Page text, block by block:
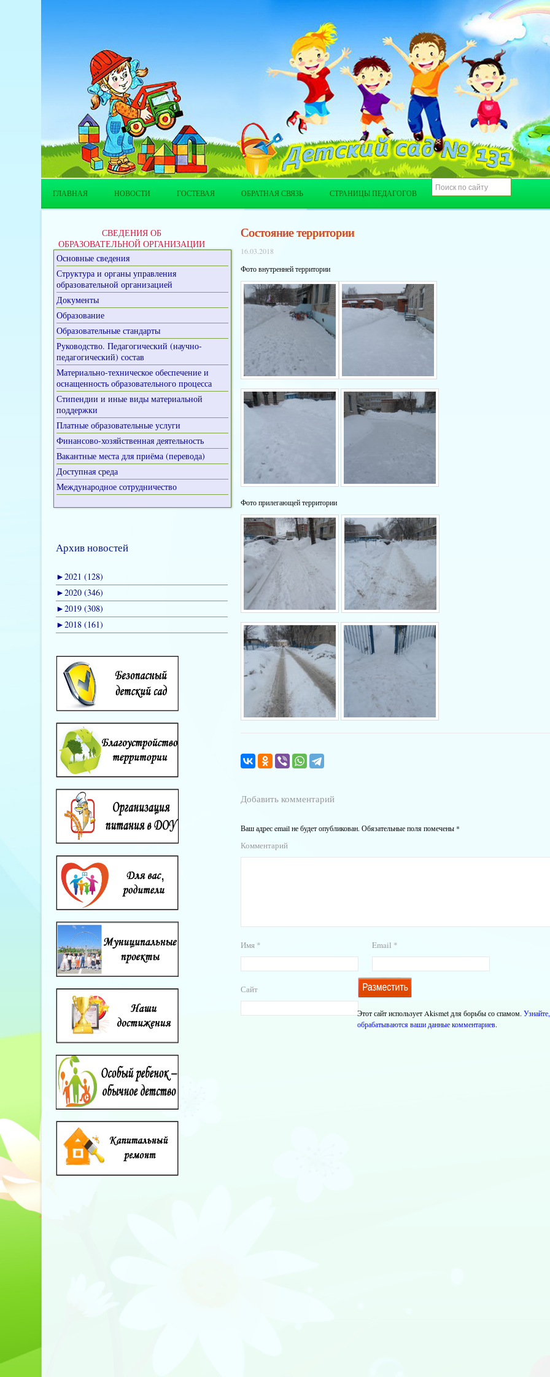
ГЛАВНАЯ НОВОСТИ ГОСТЕВАЯ ОБРАТНАЯ СВЯЗЬ СТРАНИЦЫ ПЕДАГОГОВ
СВЕДЕНИЯ ОБ
ОБРАЗОВАТЕЛЬНОЙ ОРГАНИЗАЦИИ
Основные сведения
Структура и органы управления
образовательной организацией
Документы
Образование
Образовательные стандарты
Руководство. Педагогический (научно-
педагогический) состав
Материально-техническое обеспечение и
оснащенность образовательного процесса
Стипендии и иные виды материальной
поддержки
Платные образовательные услуги
Финансово-хозяйственная деятельность
Вакантные места для приёма (перевода)
Доступная среда
Международное сотрудничество
Архив новостей
►2021 (128)
►2020 (346)
►2019 (308)
►2018 (161)
Состояние территории
16.03.2018
Фото внутренней территории
Фото прилегающей территории
Добавить комментарий
Ваш адрес email не будет опубликован. Обязательные поля помечены *
Комментарий
Имя * Email *
Сайт
Этот сайт использует Akismet для борьбы со спамом.
обрабатываются ваши данные комментариев.